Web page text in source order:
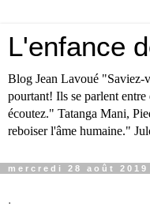
L'enfance
Blog Jean Lavoué "Saviez-
pourtant! Ils se parlent
écoutez." Tatanga Mani,
reboiser l'âme humaine."
mercredi 28 août 2019
.